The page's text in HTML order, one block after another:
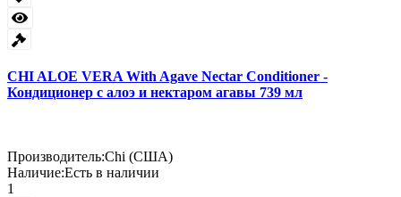
CHI ALOE VERA With Agave Nectar Conditioner -
Кондиционер с алоэ и нектаром агавы 739 мл
Производитель:Chi (США)
Наличие:Есть в наличии
1